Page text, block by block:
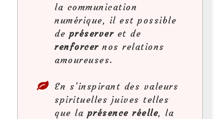
la communication
numérique, il est possible
de préserveret de
renforcernos relations
amoureuses.
En s’inspirant des valeurs
spirituelles juives telles
que la présence réelle, la